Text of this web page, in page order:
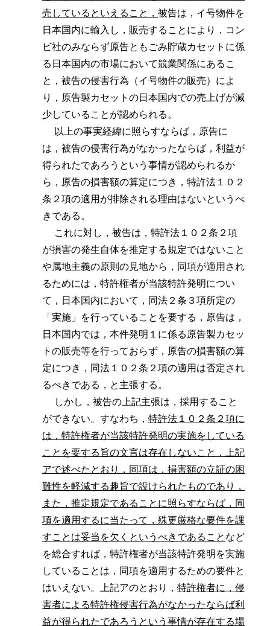
売しているといえること， 被告は，イ号物件を
日本国内に輸入し，販売することにより，コン
ビ社のみならず原告ともごみ貯蔵カセットに係
る日本国内の市場において競業関係にあるこ
と，被告の侵害行為（イ号物件の販売）によ
り，原告製カセットの日本国内での売上げが減
少していることが認められる。
以上の事実経緯に照らすならば，原告に
は，被告の侵害行為がなかったならば，利益が
得られたであろうという事情が認められるか
ら，原告の損害額の算定につき，特許法１０２
条２項の適用が排除される理由はないというべ
きである。
これに対し，被告は，特許法１０２条２項
が損害の発生自体を推定する規定ではないこと
や属地主義の原則の見地から，同項が適用され
るためには，特許権者が当該特許発明につい
て，日本国内において，同法２条３項所定の
「実施」を行っていることを要する，原告は，
日本国内では，本件発明１に係る原告製カセッ
トの販売等を行っておらず，原告の損害額の算
定につき，同法１０２条２項の適用は否定され
るべきである，と主張する。
しかし，被告の上記主張は，採用すること
ができない。すなわち， 特許法１０２条２項に
は，特許権者が当該特許発明の実施をしている
ことを要する旨の文言は存在しないこと，上記
アで述べたとおり，同項は，損害額の立証の困
難性を軽減する趣旨で設けられたものであり，
また，推定規定であることに照らすならば，同
項を適用するに当たって，殊更厳格な要件を課
すことは妥当を欠くというべきであること など
を総合すれば，特許権者が当該特許発明を実施
していることは，同項を適用するための要件と
はいえない。上記アのとおり， 特許権者に，侵
害者による特許権侵害行為がなかったならば利
益が得られたであろうという事情が存在する場